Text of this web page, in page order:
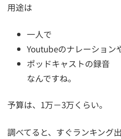
用途は
一人で
Youtubeのナレーション
ポッドキャストの録音
なんですね。
予算は、1万－3万くらい。
調べてると、すぐランキング